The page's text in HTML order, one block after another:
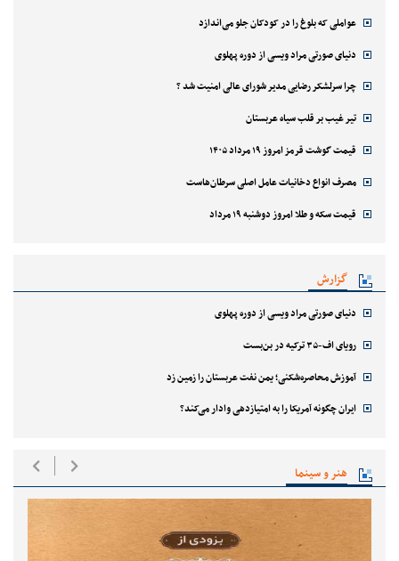
عواملی که بلوغ را در کودکان جلو می‌اندازد
دنیای صورتی مراد ویسی از دوره پهلوی
چرا سرلشکر رضایی مدیر شورای عالی امنیت شد ؟
تیر غیب بر قلب سیاه عربستان
قیمت گوشت قرمز امروز ۱۹ مرداد ۱۴۰۵
مصرف انواع دخانیات عامل اصلی سرطان‌هاست
قیمت سکه و طلا امروز دوشنبه ۱۹ مرداد
گزارش
دنیای صورتی مراد ویسی از دوره پهلوی
رویای اف-۳۵ ترکیه در بن‌بست
آموزش محاصره‌شکنی؛ یمن نفت عربستان را زمین زد
ایران چگونه آمریکا را به امتیازدهی وادار می‌کند؟
هنر و سینما